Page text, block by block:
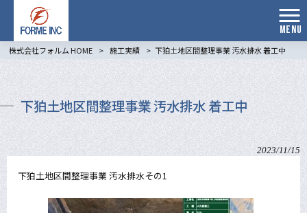
MENU
株式会社フォルム HOME > 施工実績 > 下狛土地区間整理事業 汚水排水 着工中
下狛土地区間整理事業 汚水排水 着工中
2023/11/15
下狛土地区間整理事業 汚水排水その1